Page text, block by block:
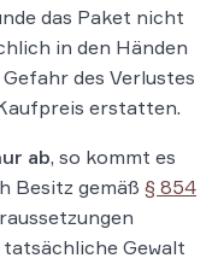
das Paket nicht
in den Händen
des Verlustes
erstatten.
ab, so kommt es
Besitz gemäß § 854
Gewalt